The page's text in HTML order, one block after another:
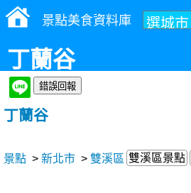
景點美食資料庫
丁蘭谷
丁蘭谷
景點 > 新北市 > 雙溪區 雙溪區景點